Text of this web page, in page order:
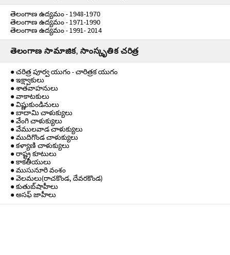
తెలంగాణ ఉద్యమం - 1948-1970
తెలంగాణ ఉద్యమం - 1971-1990
తెలంగాణ ఉద్యమం - 1991- 2014
తెలంగాణ సామాజిక, సాంస్కృతిక చరిత్ర
● చరిత్ర పూర్వ యుగం - చారిత్రక యుగం
● ఇక్ష్వాకులు
● శాతవాహనులు
● వాకాటకులు
● విష్ణుకుండినులు
● బాదామి చాళుక్యులు
● వేంగి చాళుక్యులు
● వేములవాడ చాళుక్యులు
● ముదిగొండ చాళుక్యులు
● కళ్యాణి చాళుక్యులు
● రాష్ట్ర కూటులు
● కాకతీయులు
● ముసునూరి వంశం
● వెలమలు(రాచకొండ, దేవరకొండ)
● కుతుబ్‌షాహీలు
● అసఫ్ జాహీలు